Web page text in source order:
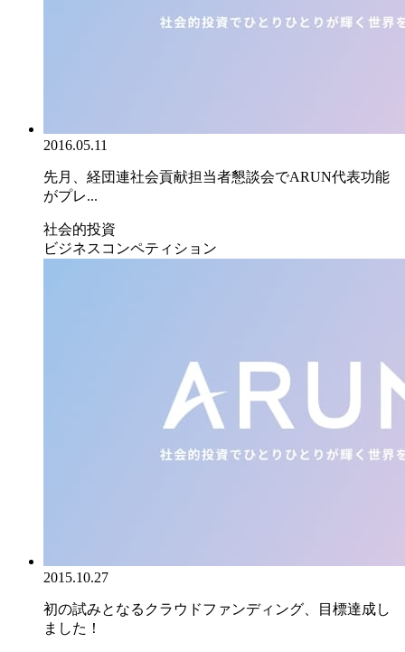
2016.05.11
先月、経団連社会貢献担当者懇談会でARUN代表功能
がプレ...
社会的投資
ビジネスコンペティション
2015.10.27
初の試みとなるクラウドファンディング、目標達成し
ました！